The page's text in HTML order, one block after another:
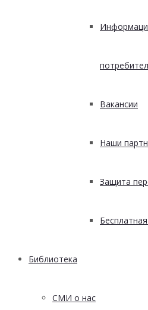
Вакансии
Наши
Защита
Библиотека
СМИ о нас